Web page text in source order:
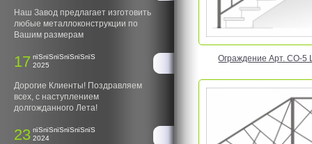
Наш Завод предлагает изготовить
любые металлоконструкции по
Вашим размерам
17 пїЅпїЅпїЅпїЅпїЅпїЅ
2025
Дорогие Клиенты! Поздравляем
всех, с наступлением
долгожданного Лета!
23 пїЅпїЅпїЅпїЅпїЅпїЅ
2024
Ограждение Арт. CO-5